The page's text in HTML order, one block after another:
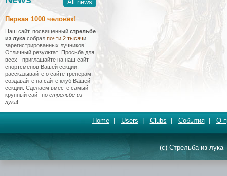
All news
Первая 1000 человек!
Наш сайт, посвященный стрельбе
из лука собрал почти 2 тысячи
зарегистрированных лучников!
Отличный результат! Просьба для
всех - приглашайте на наш сайт
спортсменов Вашей секции,
рассказывайте о сайте тренерам,
создавайте на сайте клуб Вашей
секции. Сделаем вместе самый
крупный сайт по стрельбе из
лука!
Home| Users Clubs События| О
(c) Стрельба из лука